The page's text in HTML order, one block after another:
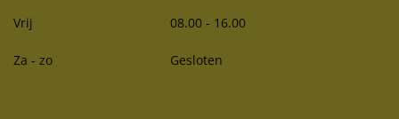
Vrij 08.00 - 16.00
Za - zo Gesloten